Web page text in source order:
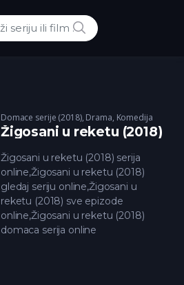
POTRAZI
Domace serije (2018), Drama, Komedija
Žigosani u reketu (2018)
Žigosani u reketu (2018) serija
online,Žigosani u reketu (2018)
gledaj seriju online,Žigosani u
reketu (2018) sve epizode
online,Žigosani u reketu (2018)
domaca serija online